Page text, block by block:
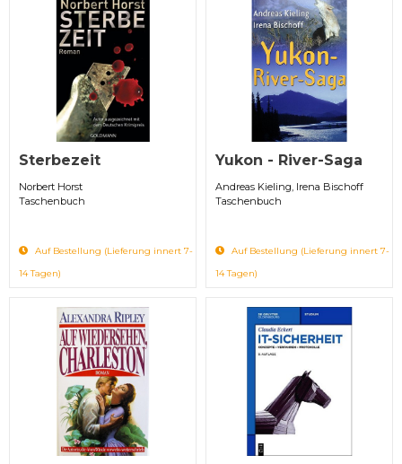
Sterbezeit
Norbert Horst
Taschenbuch
Auf Bestellung (Lieferung innert 7-
14 Tagen)
Yukon - River-Saga
Andreas Kieling, Irena Bischoff
Taschenbuch
Auf Bestellung (Lieferung innert 7-
14 Tagen)